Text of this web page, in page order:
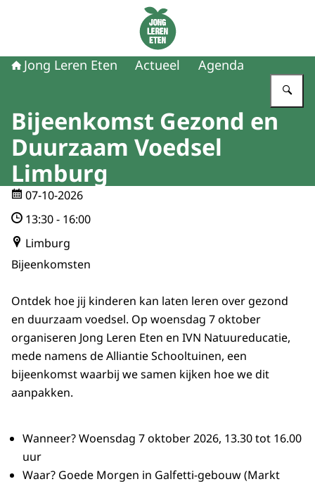
Naar de homepage van Jong Leren Eten
Jong Leren Eten Actueel Agenda
Bijeenkomst Gezond en
Duurzaam Voedsel
Limburg
07-10-2026
13:30- 16:00
Limburg
Bijeenkomsten
Ontdek hoe jij kinderen kan laten leren over gezond
en duurzaam voedsel. Op woensdag 7 oktober
organiseren Jong Leren Eten en IVN Natuureducatie,
mede namens de Alliantie Schooltuinen, een
bijeenkomst waarbij we samen kijken hoe we dit
aanpakken.
Wanneer? Woensdag 7 oktober 2026, 13.30 tot 16.00
uur
Waar? Goede Morgen in Galfetti-gebouw (Markt